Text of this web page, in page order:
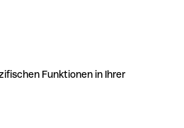
Funktionen in Ihrer